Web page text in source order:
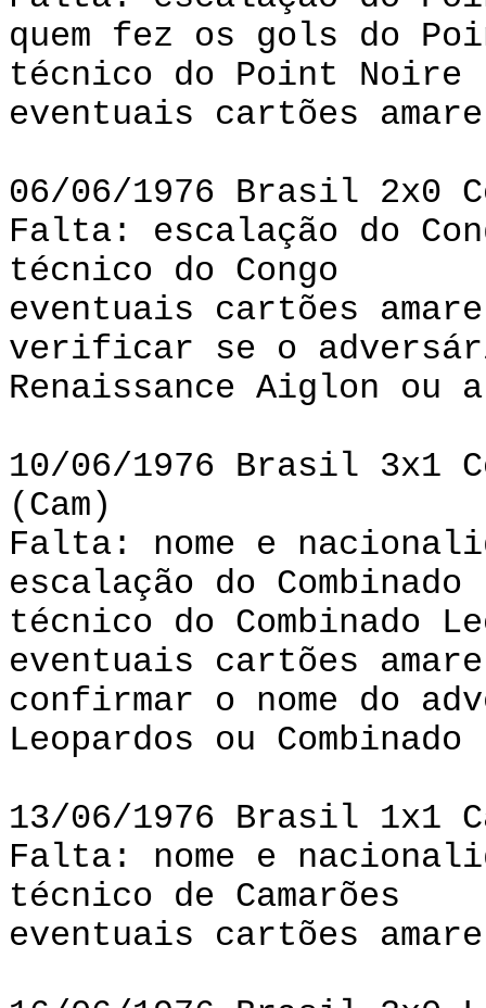
quem fez os gols do
técnico do Point Noire
eventuais cartões
06/06/1976 Brasil 2x0
Falta: escalação do
técnico do Congo
eventuais cartões
verificar se o
Renaissance Aiglon ou
10/06/1976 Brasil 3x1
(Cam)
Falta: nome e
escalação do Combinado
técnico do Combinado
eventuais cartões
confirmar o nome do
Leopardos ou Combinado
13/06/1976 Brasil 1x1
Falta: nome e
técnico de Camarões
eventuais cartões